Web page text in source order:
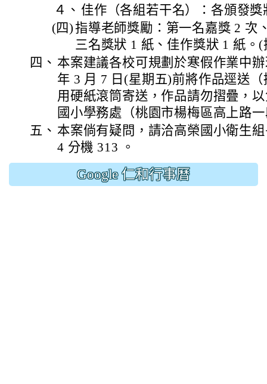
４、 佳作（各組若干名）：各頒發獎
(四)指導老師獎勵：第一名嘉獎 2 次
三名獎狀 1 紙、佳作獎狀 1 紙。
四、 本案建議各校可規劃於寒假作業中
年 3 月 7 日(星期五)前將作品逕送
用硬紙滾筒寄送，作品請勿摺疊，
國小學務處（桃園市楊梅區高上路
五、 本案倘有疑問，請洽高榮國小衛生
4 分機 313 。
Google 仁和行事曆